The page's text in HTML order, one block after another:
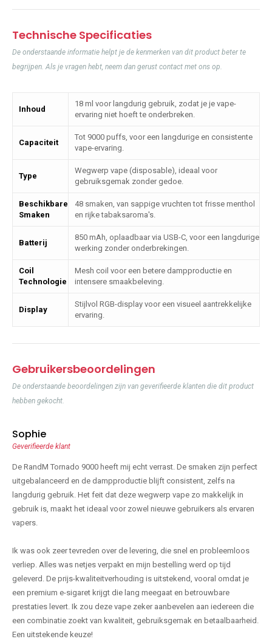
Technische Specificaties
De onderstaande informatie helpt je de kenmerken van dit product beter te
begrijpen. Als je vragen hebt, neem dan gerust contact met ons op.
Inhoud
18 ml voor langdurig gebruik, zodat je je vape-
ervaring niet hoeft te onderbreken.
Capaciteit
Tot 9000 puffs, voor een langdurige en consistente
vape-ervaring.
Type
Wegwerp vape (disposable), ideaal voor
gebruiksgemak zonder gedoe.
Beschikbare
Smaken
48 smaken, van sappige vruchten tot frisse menthol
en rijke tabaksaroma's.
Batterij
850 mAh, oplaadbaar via USB-C, voor een langdurige
werking zonder onderbrekingen.
Coil
Technologie
Mesh coil voor een betere dampproductie en
intensere smaakbeleving.
Display
Stijlvol RGB-display voor een visueel aantrekkelijke
ervaring.
Gebruikersbeoordelingen
De onderstaande beoordelingen zijn van geverifieerde klanten die dit product
hebben gekocht.
Sophie
Geverifieerde klant
De RandM Tornado 9000 heeft mij echt verrast. De smaken zijn perfect
uitgebalanceerd en de dampproductie blijft consistent, zelfs na
langdurig gebruik. Het feit dat deze wegwerp vape zo makkelijk in
gebruik is, maakt het ideaal voor zowel nieuwe gebruikers als ervaren
vapers.
Ik was ook zeer tevreden over de levering, die snel en probleemloos
verliep. Alles was netjes verpakt en mijn bestelling werd op tijd
geleverd. De prijs-kwaliteitverhouding is uitstekend, vooral omdat je
een premium e-sigaret krijgt die lang meegaat en betrouwbare
prestaties levert. Ik zou deze vape zeker aanbevelen aan iedereen die
een combinatie zoekt van kwaliteit, gebruiksgemak en betaalbaarheid.
Een uitstekende keuze!